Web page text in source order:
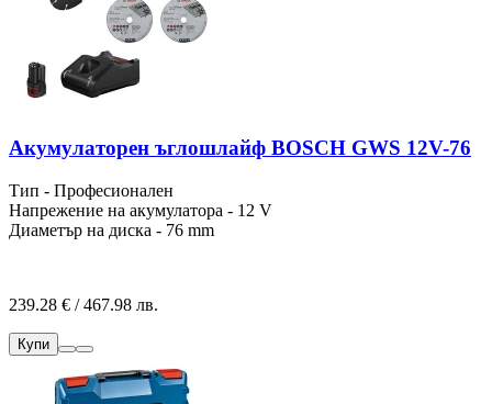
Акумулаторен ъглошлайф BOSCH GWS 12V-76
Тип - Професионален
Напрежение на акумулатора - 12 V
Диаметър на диска - 76 mm
239.28 € / 467.98 лв.
Купи